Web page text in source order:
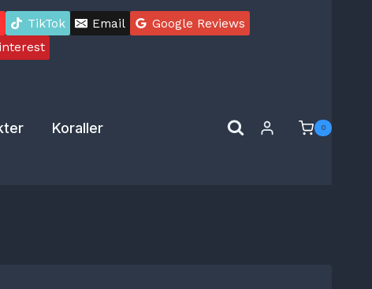
TikTok Email
Google Reviews
Koraller 0